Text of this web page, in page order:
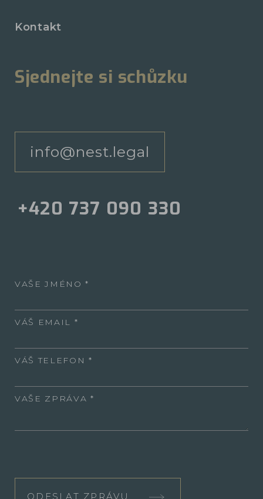
Kontakt
Sjednejte si schůzku
info@nest.legal
+420 737 090 330
VAŠE JMÉNO
VÁŠ EMAIL
VÁŠ TELEFON
VAŠE ZPRÁVA
ODESLAT ZPRÁVU